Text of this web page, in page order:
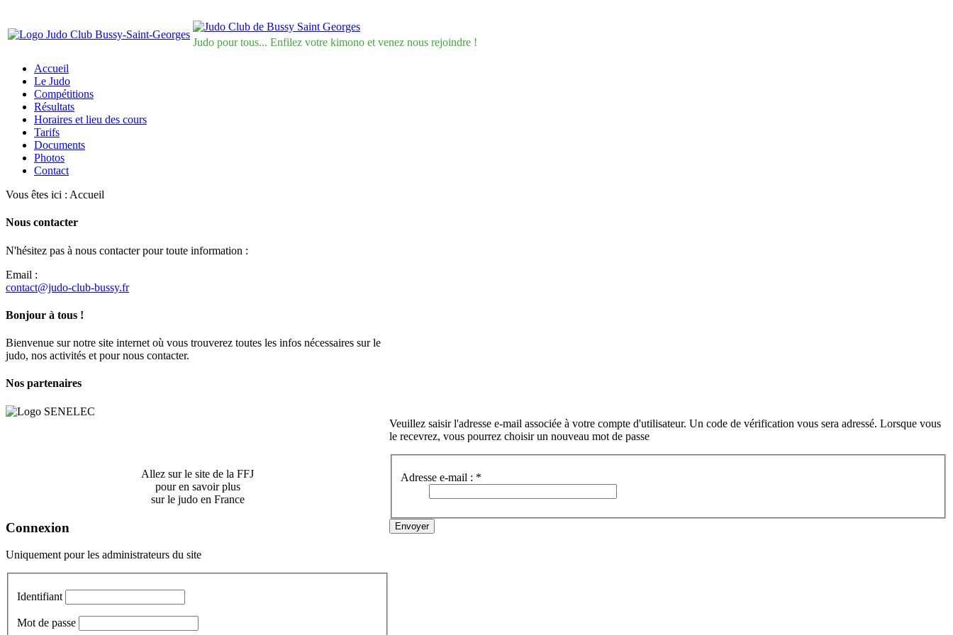
Judo pour tous... Enfilez votre kimono et venez nous rejoindre !
Accueil
Le Judo
Compétitions
Résultats
Horaires et lieu des cours
Tarifs
Documents
Photos
Contact
Vous êtes ici : Accueil
Nous contacter
N'hésitez pas à nous contacter pour toute information :
Email :
contact@judo-club-bussy.fr
Bonjour à tous !
Bienvenue sur notre site internet où vous trouverez toutes les infos nécessaires sur le
judo, nos activités et pour nous contacter.
Nos partenaires
Allez sur le site de la FFJ
pour en savoir plus
sur le judo en France
Connexion
Uniquement pour les administrateurs du site
Identifiant
Mot de passe
Veuillez saisir l'adresse e-mail associée à votre compte d'utilisateur. Un code de vérification vous sera adressé. Lorsque vous
le recevrez, vous pourrez choisir un nouveau mot de passe
Adresse e-mail : *
Envoyer